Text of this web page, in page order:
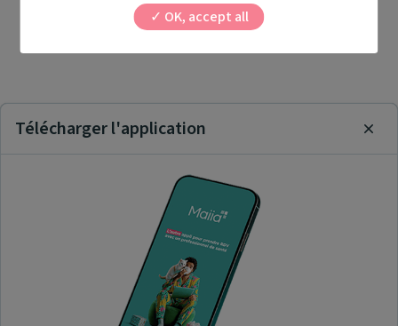
Télécharger l'application
OK, accept all